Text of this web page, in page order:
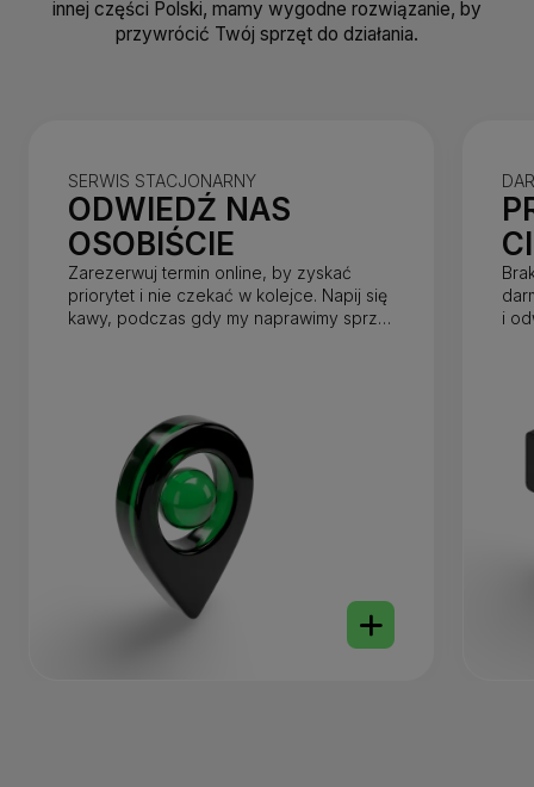
innej części Polski, mamy wygodne rozwiązanie, by
przywrócić Twój sprzęt do działania.
SERWIS STACJONARNY
ODWIEDŹ NAS
OSOBIŚCIE
Zarezerwuj termin online, by zyskać
priorytet i nie czekać w kolejce. Napij się
kawy, podczas gdy my naprawimy sprzęt
i